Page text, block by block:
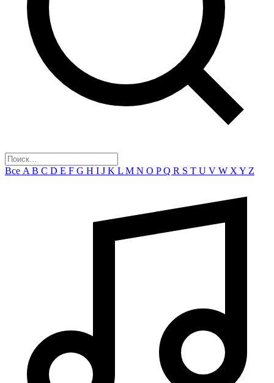
Все A B C D E F G H I J K L M N O PQ R S T U V W X Y Z